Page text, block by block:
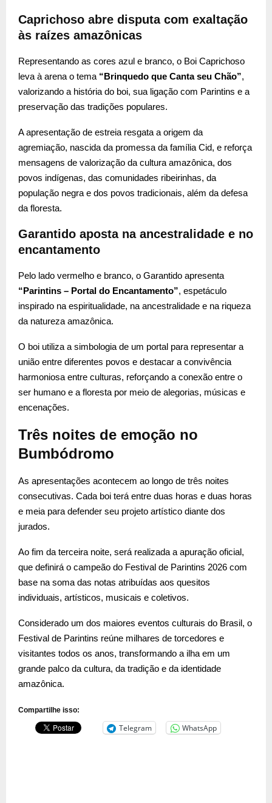
Caprichoso abre disputa com exaltação
às raízes amazônicas
Representando as cores azul e branco, o Boi Caprichoso
leva à arena o tema “Brinquedo que Canta seu Chão”,
valorizando a história do boi, sua ligação com Parintins e a
preservação das tradições populares.
A apresentação de estreia resgata a origem da
agremiação, nascida da promessa da família Cid, e reforça
mensagens de valorização da cultura amazônica, dos
povos indígenas, das comunidades ribeirinhas, da
população negra e dos povos tradicionais, além da defesa
da floresta.
Garantido aposta na ancestralidade e no
encantamento
Pelo lado vermelho e branco, o Garantido apresenta
“Parintins – Portal do Encantamento”, espetáculo
inspirado na espiritualidade, na ancestralidade e na riqueza
da natureza amazônica.
O boi utiliza a simbologia de um portal para representar a
união entre diferentes povos e destacar a convivência
harmoniosa entre culturas, reforçando a conexão entre o
ser humano e a floresta por meio de alegorias, músicas e
encenações.
Três noites de emoção no
Bumbódromo
As apresentações acontecem ao longo de três noites
consecutivas. Cada boi terá entre duas horas e duas horas
e meia para defender seu projeto artístico diante dos
jurados.
Ao fim da terceira noite, será realizada a apuração oficial,
que definirá o campeão do Festival de Parintins 2026 com
base na soma das notas atribuídas aos quesitos
individuais, artísticos, musicais e coletivos.
Considerado um dos maiores eventos culturais do Brasil, o
Festival de Parintins reúne milhares de torcedores e
visitantes todos os anos, transformando a ilha em um
grande palco da cultura, da tradição e da identidade
amazônica.
Compartilhe isso:
Telegram WhatsApp